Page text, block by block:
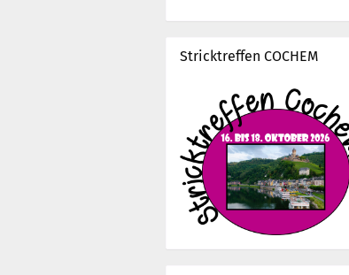
Stricktreffen COCHEM